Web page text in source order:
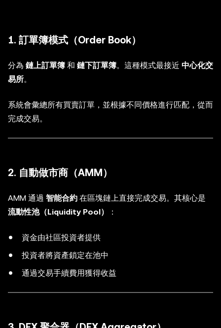
1. 訂單簿模式（Order Book）
分為 鏈上訂單簿 和 鏈下訂單簿。這種模式最接近 中心化交
易所。
系統會彙總所有買賣訂單，並根據不同價格進行匹配，從而
完成交易。
2. 自動做市商（AMM）
AMM 通過 智能合約 在區塊鏈上直接完成交易。其核心是
流動性池（Liquidity Pool）
：
資金由社區投資者提供
投資者將資產鎖定在池中
通過交易手續費用獲得收益